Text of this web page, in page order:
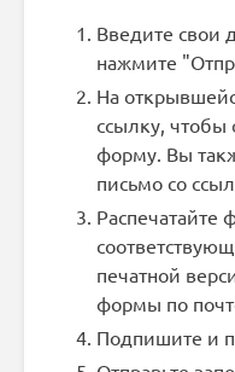
Введите свои
нажмите
На
ссылку, чтобы
форму. Вы
письмо со
Распечатайте
печатной
формы по
Подпишите и